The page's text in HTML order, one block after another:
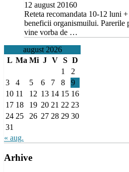
12 august 20160
Reteta recomandata 10-12 luni
beneficii organismuilui. Parerile
vine vorba de …
august 2026
L Ma Mi J V S D
1
2
3
4 5 6 7 8
9
10 11 12 13 14 15 16
17 18 19 20 21 22 23
24 25 26 27 28 29 30
31
« aug.
Arhive